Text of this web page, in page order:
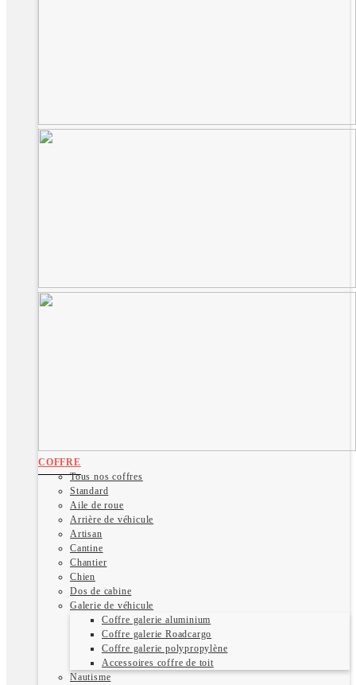
COFFRE
Tous nos coffres
Standard
Aile de roue
Arrière de véhicule
Artisan
Cantine
Chantier
Chien
Dos de cabine
Galerie de véhicule
Coffre galerie aluminium
Coffre galerie Roadcargo
Coffre galerie polypropylène
Accessoires coffre de toit
Nautisme